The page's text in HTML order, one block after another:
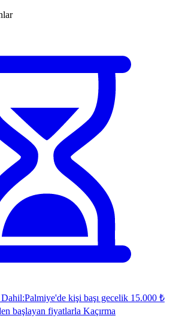
Palmiye'de kişi başı gecelik 15.000 ₺
başlayan fiyatlarla Kaçırma